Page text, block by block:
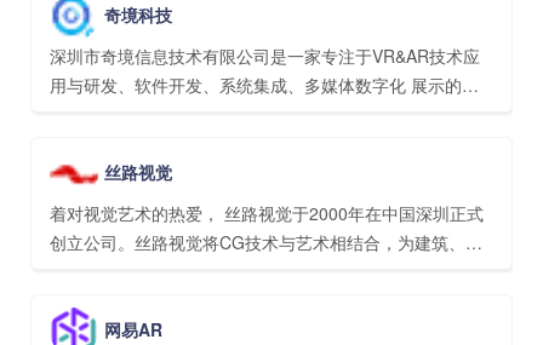
奇境科技
深圳市奇境信息技术有限公司是一家专注于VR&AR技术应
用与研发、软件开发、系统集成、多媒体数字化 展示的高
制服务。丝路视觉
着对视觉艺术的热爱， 丝路视觉于2000年在中国深圳正式
创立公司。丝路视觉将CG技术与艺术相结合，为建筑、设
网易AR